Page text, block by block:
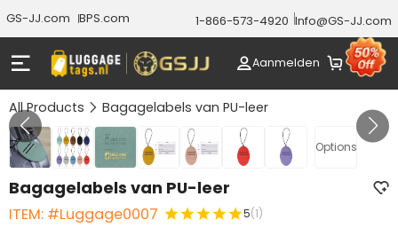
GS-JJ.com BPS.com 1-866-573-4920 Info@GS-JJ.com
Aanmelden
All Products Bagagelabels van PU-leer
Options
Gallery 1/7
Bagagelabels van PU-leer
ITEM: #Luggage0007 5(1)